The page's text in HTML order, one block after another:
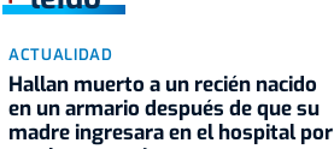
ACTUALIDAD
Hallan muerto a un recién nacido
en un armario después de que su
madre ingresara en el hospital por